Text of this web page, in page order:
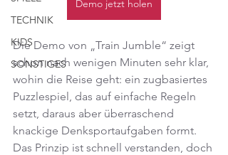
TECHNIK
KIDS
SONSTIGES
Demo jetzt holen
Die Demo von „Train Jumble“ zeigt
schon nach wenigen Minuten sehr klar,
wohin die Reise geht: ein zugbasiertes
Puzzlespiel, das auf einfache Regeln
setzt, daraus aber überraschend
knackige Denksportaufgaben formt.
Das Prinzip ist schnell verstanden, doch